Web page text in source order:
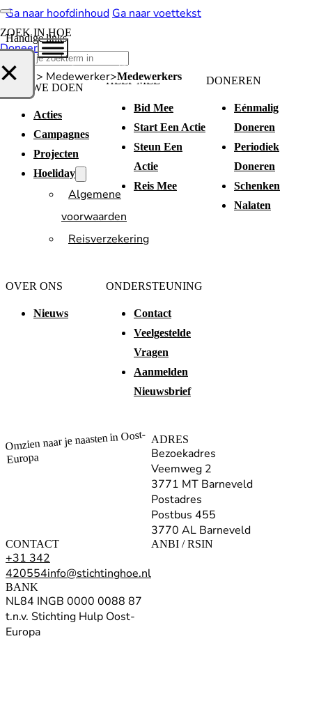
Ga naar hoofdinhoud Ga naar voettekst
ZOEK IN HOE
Zoeken
×
Doneer
Home > Medewerker Medewerkers
Handige links
WAT WE DOEN
Acties
Campagnes
Projecten
Hoeliday
Algemene
voorwaarden
Reisverzekering
HELP MEE
Bid Mee
Start Een Actie
Steun Een
Actie
Reis Mee
DONEREN
Eénmalig
Doneren
Periodiek
Doneren
Schenken
Nalaten
OVER ONS
Nieuws
ONDERSTEUNING
Contact
Veelgestelde
Vragen
Aanmelden
Nieuwsbrief
Omzien naar je naasten in Oost-
Europa
ADRES
Bezoekadres
Veemweg 2
3771 MT Barneveld
Postadres
Postbus 455
3770 AL Barneveld
CONTACT
+31 342
420554info@stichtinghoe.nl
BANK
NL84 INGB 0000 0088 87
t.n.v. Stichting Hulp Oost-
Europa
ANBI / RSIN